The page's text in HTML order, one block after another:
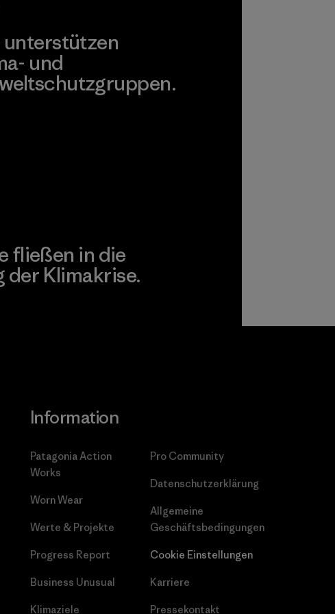
und
fließen in die
der Klimakrise.
Information
Patagonia Action
Works
Worn Wear
Werte & Projekte
Progress Report
Business Unusual
Klimaziele
Pro Community
Datenschutzerklärung
Allgemeine
Geschäftsbedingungen
Cookie Einstellungen
Karriere
Pressekontakt